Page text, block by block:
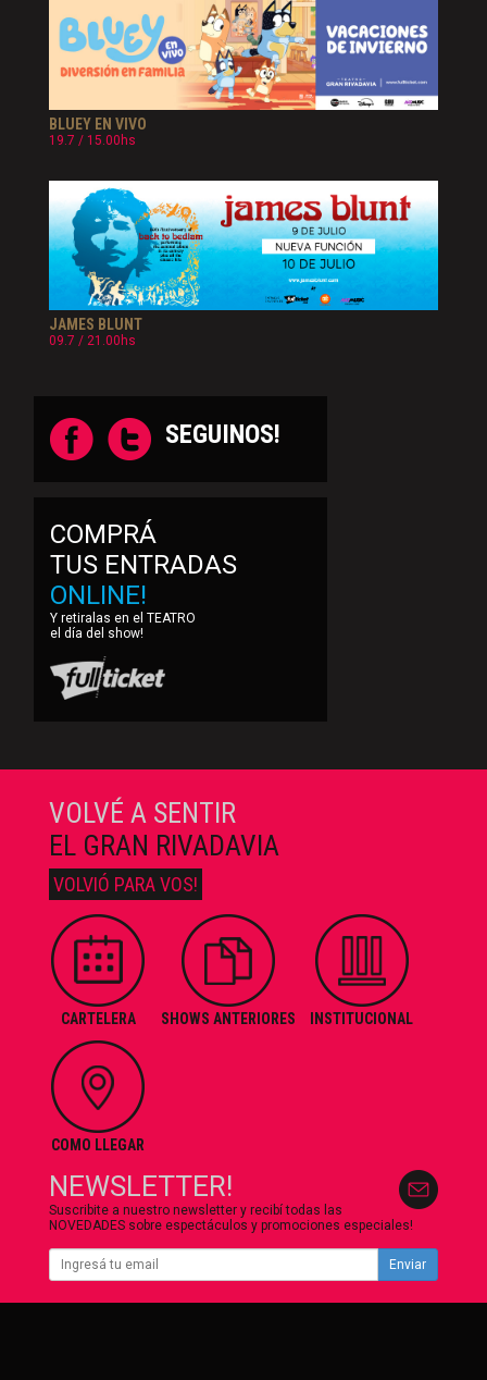
BLUEY EN VIVO
19.7 / 15.00hs
JAMES BLUNT
09.7 / 21.00hs
SEGUINOS!
COMPRÁ
TUS ENTRADAS
ONLINE!
Y retiralas en el TEATRO
el día del show!
VOLVÉ A SENTIR
EL GRAN RIVADAVIA
VOLVIÓ PARA VOS!
CARTELERA SHOWS ANTERIORES INSTITUCIONAL
COMO LLEGAR
NEWSLETTER!
Suscribite a nuestro newsletter y recibí todas las
NOVEDADES sobre espectáculos y promociones especiales!
Enviar